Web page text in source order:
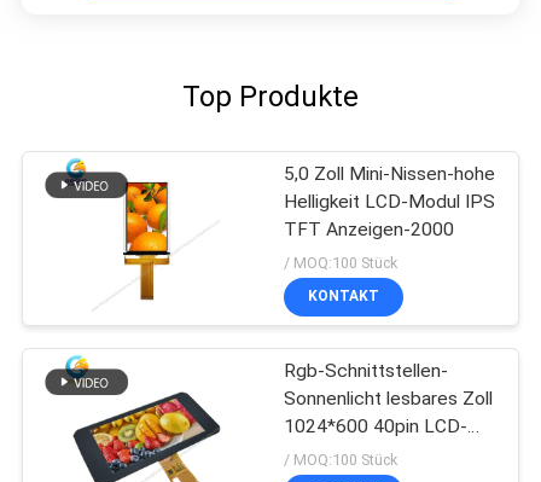
Top Produkte
5,0 Zoll Mini-Nissen-hohe
Helligkeit LCD-Modul IPS
TFT Anzeigen-2000
/ MOQ:100 Stück
KONTAKT
Rgb-Schnittstellen-
Sonnenlicht lesbares Zoll
1024*600 40pin LCD-
Anzeigen-7、
/ MOQ:100 Stück